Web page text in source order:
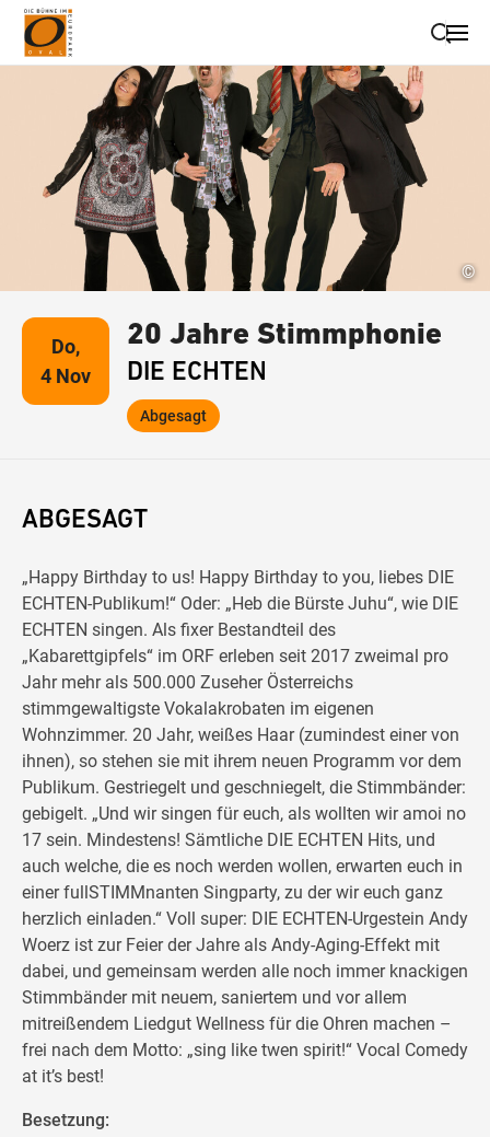
Suche schließen
Wegbeschreibung erhalten
©
Do,
4 Nov
20 Jahre Stimmphonie
DIE ECHTEN
Abgesagt
ABGESAGT
„Happy Birthday to us! Happy Birthday to you, liebes DIE
ECHTEN-Publikum!“ Oder: „Heb die Bürste Juhu“, wie DIE
ECHTEN singen. Als fixer Bestandteil des
„Kabarettgipfels“ im ORF erleben seit 2017 zweimal pro
Jahr mehr als 500.000 Zuseher Österreichs
stimmgewaltigste Vokalakrobaten im eigenen
Wohnzimmer. 20 Jahr, weißes Haar (zumindest einer von
ihnen), so stehen sie mit ihrem neuen Programm vor dem
Publikum. Gestriegelt und geschniegelt, die Stimmbänder:
gebigelt. „Und wir singen für euch, als wollten wir amoi no
17 sein. Mindestens! Sämtliche DIE ECHTEN Hits, und
auch welche, die es noch werden wollen, erwarten euch in
einer fullSTIMMnanten Singparty, zu der wir euch ganz
herzlich einladen.“ Voll super: DIE ECHTEN-Urgestein Andy
Woerz ist zur Feier der Jahre als Andy-Aging-Effekt mit
dabei, und gemeinsam werden alle noch immer knackigen
Stimmbänder mit neuem, saniertem und vor allem
mitreißendem Liedgut Wellness für die Ohren machen –
frei nach dem Motto: „sing like twen spirit!“ Vocal Comedy
at it’s best!
Besetzung: